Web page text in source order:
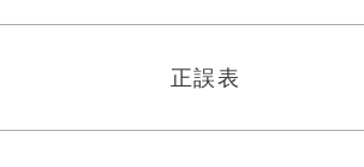
正誤表